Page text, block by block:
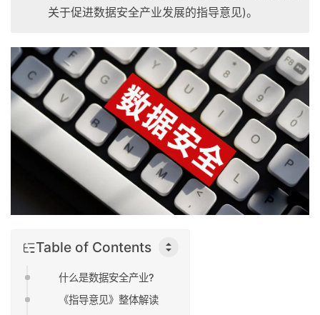
关于促进数据安全产业发展的指导意见)。
Table of Contents
什么是数据安全产业?
《指导意见》整体解读